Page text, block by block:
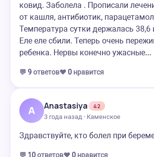
ковид. Заболела . Прописали
от кашля, антибиотик,
Температура сутки держалась 38,6
Еле еле сбили. Теперь очень
ребенка. Нервы конечно ужасные…
💬 9ответов❤️ 0 нравится
A Anastasiya
42
3 года назад · Каменское
Здравствуйте, кто болел при
💬 10ответов❤️ 0 нравится